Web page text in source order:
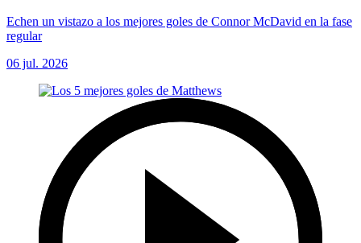
Echen un vistazo a los mejores goles de Connor McDavid en la fase
regular
06 jul. 2026